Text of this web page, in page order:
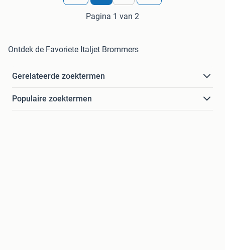
Pagina 1 van 2
Ontdek de Favoriete Italjet Brommers
Gerelateerde zoektermen
Populaire zoektermen